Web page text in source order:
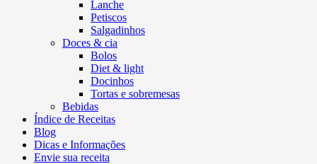
Lanche
Petiscos
Salgadinhos
Doces & cia
Bolos
Diet & light
Docinhos
Tortas e sobremesas
Bebidas
Índice de Receitas
Blog
Dicas e Informações
Envie sua receita